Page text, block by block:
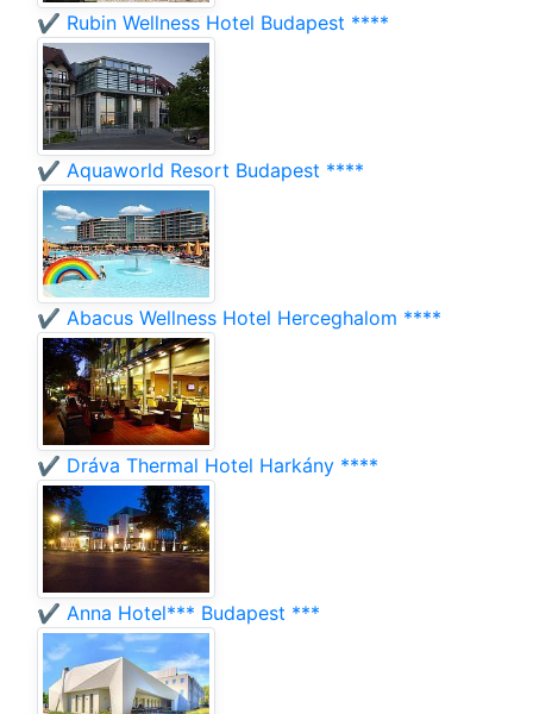
✔️ Rubin Wellness Hotel Budapest ****
✔️ Aquaworld Resort Budapest ****
✔️ Abacus Wellness Hotel Herceghalom ****
✔️ Dráva Thermal Hotel Harkány ****
✔️ Anna Hotel*** Budapest ***